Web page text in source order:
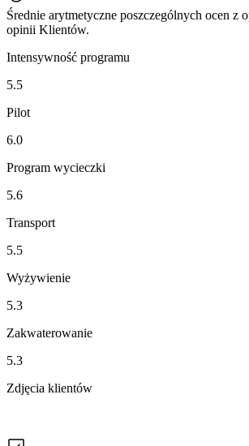
Średnie arytmetyczne poszczególnych ocen z
opinii Klientów.
Intensywność programu
5.5
Pilot
6.0
Program wycieczki
5.6
Transport
5.5
Wyżywienie
5.3
Zakwaterowanie
5.3
Zdjęcia klientów